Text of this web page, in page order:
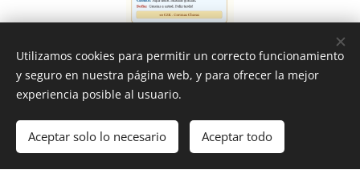
Creado conWebnode Cookies
Utilizamos cookies para permitir un correcto funcionamiento
y seguro en nuestra página web, y para ofrecer la mejor
experiencia posible al usuario.
Aceptar solo lo necesario Aceptar todo